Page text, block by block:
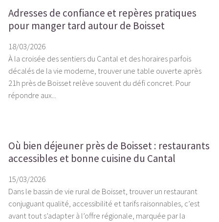
Adresses de confiance et repères pratiques
pour manger tard autour de Boisset
18/03/2026
À la croisée des sentiers du Cantal et des horaires parfois
décalés de la vie moderne, trouver une table ouverte après
21h près de Boisset relève souvent du défi concret. Pour
répondre aux...
Où bien déjeuner près de Boisset : restaurants
accessibles et bonne cuisine du Cantal
15/03/2026
Dans le bassin de vie rural de Boisset, trouver un restaurant
conjuguant qualité, accessibilité et tarifs raisonnables, c’est
avant tout s’adapter à l’offre régionale, marquée par la